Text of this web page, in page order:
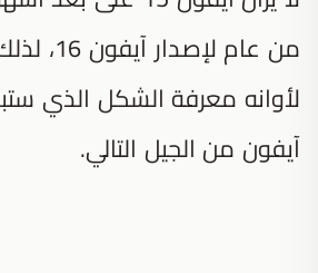
من عام
لأوانه معرفة الشكل الذي
آيفون من الجيل التالي.